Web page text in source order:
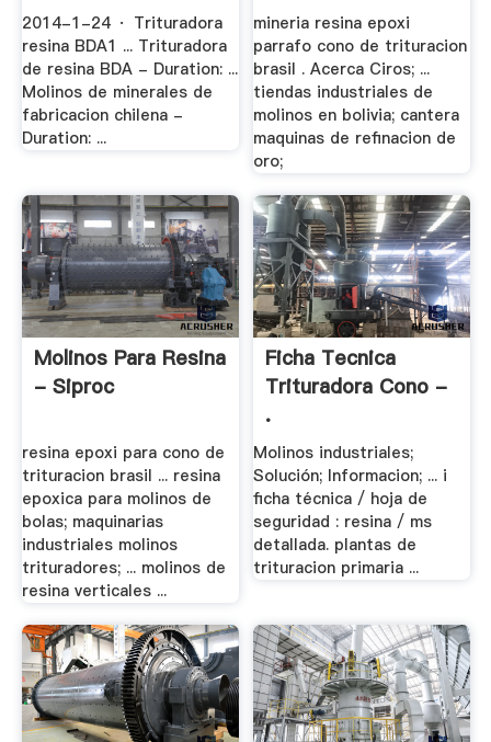
2014-1-24 · Trituradora
resina BDA1 ... Trituradora
de resina BDA - Duration: ...
Molinos de minerales de
fabricacion chilena -
Duration: ...
mineria resina epoxi
parrafo cono de trituracion
brasil . Acerca Ciros; ...
tiendas industriales de
molinos en bolivia; cantera
maquinas de refinacion de
oro;
Molinos Para Resina
- Siproc
resina epoxi para cono de
trituracion brasil ... resina
epoxica para molinos de
bolas; maquinarias
industriales molinos
trituradores; ... molinos de
resina verticales ...
Ficha Tecnica
Trituradora Cono -
.
Molinos industriales;
Solución; Informacion; ... i
ficha técnica / hoja de
seguridad : resina / ms
detallada. plantas de
trituracion primaria ...